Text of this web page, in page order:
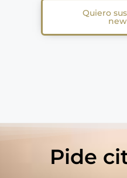
Quiero
Pide